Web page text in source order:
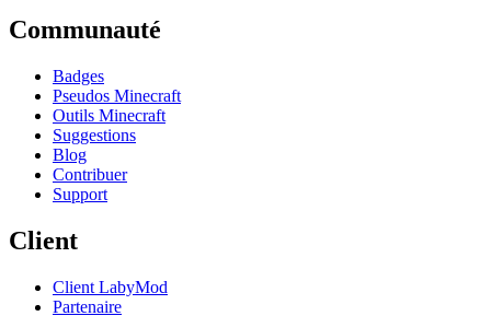
Communauté
Badges
Pseudos Minecraft
Outils Minecraft
Suggestions
Blog
Contribuer
Support
Client
Client LabyMod
Partenaire